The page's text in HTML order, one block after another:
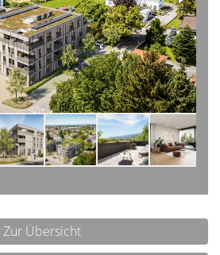
Zur Übersicht